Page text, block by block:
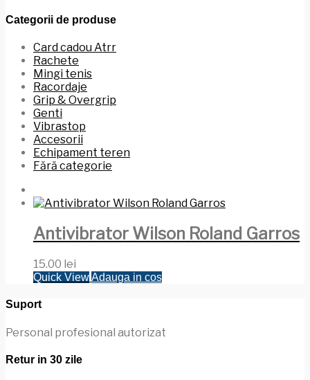
Categorii de produse
Card cadou Atrr
Rachete
Mingi tenis
Racordaje
Grip & Overgrip
Genti
Vibrastop
Accesorii
Echipament teren
Fără categorie
Antivibrator Wilson Roland Garros
15.00 lei
Quick ViewAdauga in cos
Suport
Personal profesional autorizat
Retur in 30 zile